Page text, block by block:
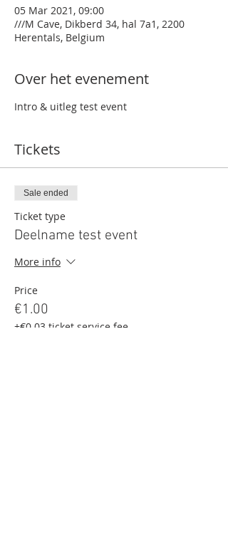
05 Mar 2021, 09:00
///M Cave, Dikberd 34, hal 7a1, 2200
Herentals, Belgium
Over het evenement
Intro & uitleg test event
Tickets
Sale ended
Ticket type
Deelname test event
More info
Price
€1.00
+€0.03 ticket service fee